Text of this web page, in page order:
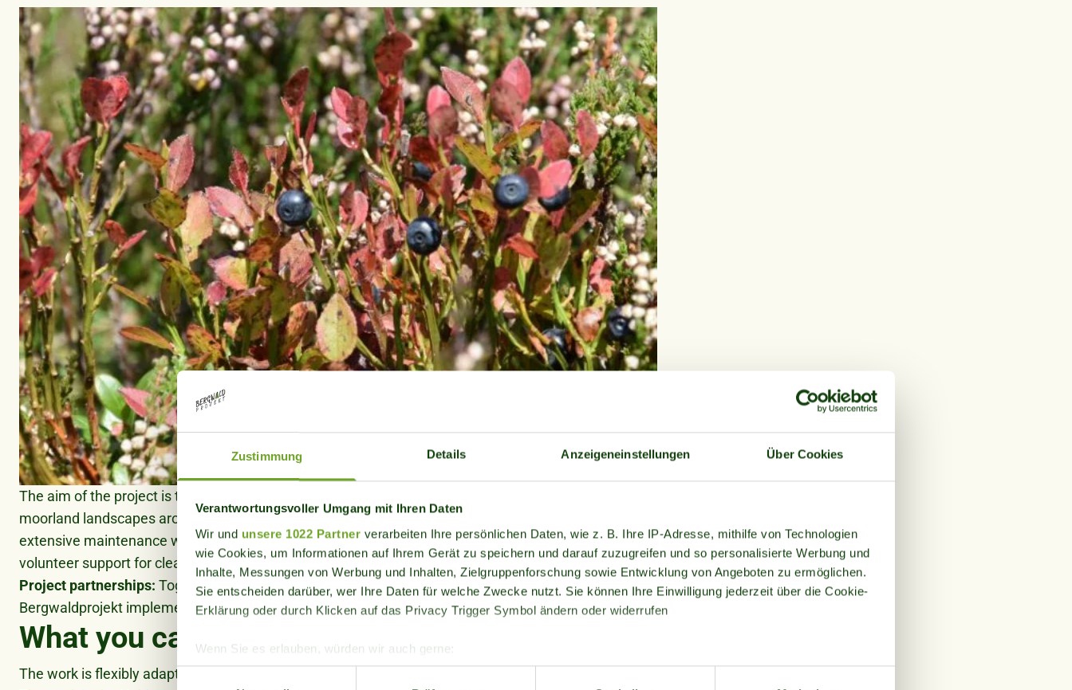
Zustimmung Details Anzeigeneinstellungen Über Cookies
Verantwortungsvoller Umgang mit Ihren Daten
Wir und unsere 1022 Partner verarbeiten Ihre persönlichen Daten, wie z. B. Ihre IP-Adresse, mithilfe von Technologien
wie Cookies, um Informationen auf Ihrem Gerät zu speichern und darauf zuzugreifen und so personalisierte Werbung und
Inhalte, Messungen von Werbung und Inhalten, Zielgruppenforschung sowie Entwicklung von Angeboten zu ermöglichen.
Sie entscheiden darüber, wer Ihre Daten für welche Zwecke nutzt. Sie können Ihre Einwilligung jederzeit über die Cookie-
Erklärung oder durch Klicken auf das Privacy Trigger Symbol ändern oder widerrufen
Wenn Sie es erlauben, würden wir auch gerne:
Informationen über Ihre geografische Lage erfassen, welche bis auf einige Meter genau sein können
Einwilligungsauswahl
Bild
The aim of the project is the long-term protection and maintenance of the unique forest and
moorland landscapes around Habkern. Wald & Holz Beatenberg-Habkern AG is coordinating
extensive maintenance work as part of a 10-year action plan. The Bergwaldprojekt provides
volunteer support for clearing, planting, scrub clearance and the protection of rare habitats.
Project partnerships: Together with Wald & Holz Beatenberg-Habkern AG and local farmers, the
Bergwaldprojekt implements long-term maintenance measures.
What you can expect
The work is flexibly adapted to current needs as well as weather and terrain conditions and can vary.